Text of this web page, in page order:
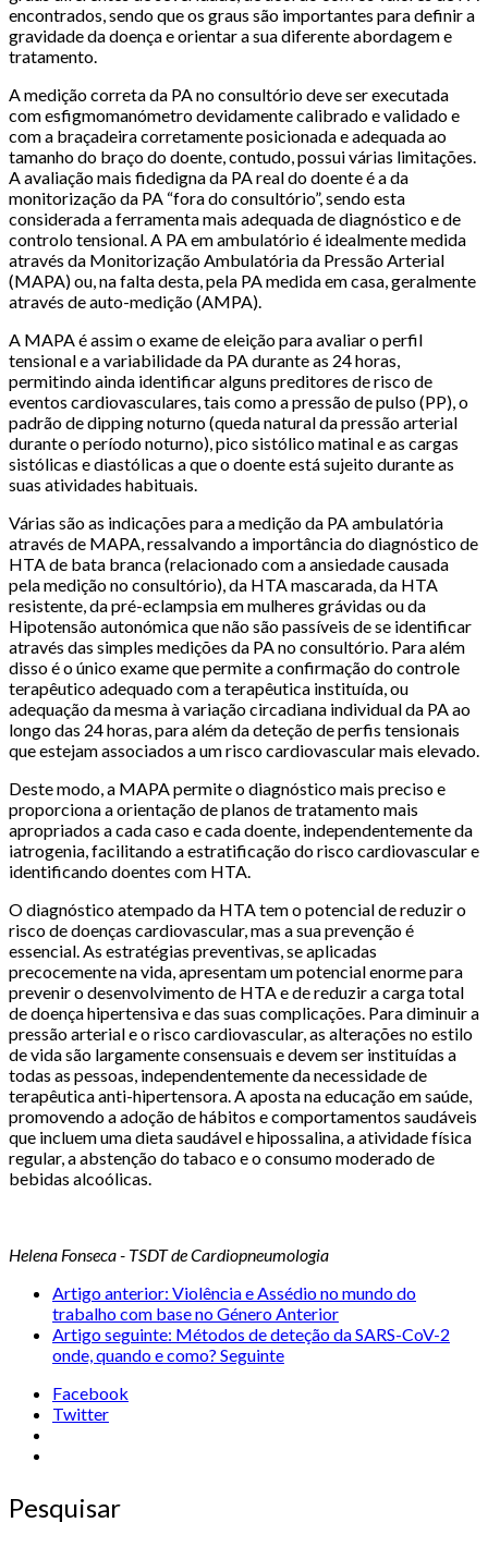
encontrados, sendo que os graus são importantes para definir a
gravidade da doença e orientar a sua diferente abordagem e
tratamento.
A medição correta da PA no consultório deve ser executada
com esfigmomanómetro devidamente calibrado e validado e
com a braçadeira corretamente posicionada e adequada ao
tamanho do braço do doente, contudo, possui várias limitações.
A avaliação mais fidedigna da PA real do doente é a da
monitorização da PA “fora do consultório”, sendo esta
considerada a ferramenta mais adequada de diagnóstico e de
controlo tensional. A PA em ambulatório é idealmente medida
através da Monitorização Ambulatória da Pressão Arterial
(MAPA) ou, na falta desta, pela PA medida em casa, geralmente
através de auto-medição (AMPA).
A MAPA é assim o exame de eleição para avaliar o perfil
tensional e a variabilidade da PA durante as 24 horas,
permitindo ainda identificar alguns preditores de risco de
eventos cardiovasculares, tais como a pressão de pulso (PP), o
padrão de dipping noturno (queda natural da pressão arterial
durante o período noturno), pico sistólico matinal e as cargas
sistólicas e diastólicas a que o doente está sujeito durante as
suas atividades habituais.
Várias são as indicações para a medição da PA ambulatória
através de MAPA, ressalvando a importância do diagnóstico de
HTA de bata branca (relacionado com a ansiedade causada
pela medição no consultório), da HTA mascarada, da HTA
resistente, da pré-eclampsia em mulheres grávidas ou da
Hipotensão autonómica que não são passíveis de se identificar
através das simples medições da PA no consultório. Para além
disso é o único exame que permite a confirmação do controle
terapêutico adequado com a terapêutica instituída, ou
adequação da mesma à variação circadiana individual da PA ao
longo das 24 horas, para além da deteção de perfis tensionais
que estejam associados a um risco cardiovascular mais elevado.
Deste modo, a MAPA permite o diagnóstico mais preciso e
proporciona a orientação de planos de tratamento mais
apropriados a cada caso e cada doente, independentemente da
iatrogenia, facilitando a estratificação do risco cardiovascular e
identificando doentes com HTA.
O diagnóstico atempado da HTA tem o potencial de reduzir o
risco de doenças cardiovascular, mas a sua prevenção é
essencial. As estratégias preventivas, se aplicadas
precocemente na vida, apresentam um potencial enorme para
prevenir o desenvolvimento de HTA e de reduzir a carga total
de doença hipertensiva e das suas complicações. Para diminuir a
pressão arterial e o risco cardiovascular, as alterações no estilo
de vida são largamente consensuais e devem ser instituídas a
todas as pessoas, independentemente da necessidade de
terapêutica anti-hipertensora. A aposta na educação em saúde,
promovendo a adoção de hábitos e comportamentos saudáveis
que incluem uma dieta saudável e hipossalina, a atividade física
regular, a abstenção do tabaco e o consumo moderado de
bebidas alcoólicas.
Helena Fonseca - TSDT de Cardiopneumologia
Artigo anterior: Violência e Assédio no mundo do
trabalho com base no Género Anterior
Artigo seguinte: Métodos de deteção da SARS-CoV-2
onde, quando e como? Seguinte
Facebook
Twitter
Pesquisar